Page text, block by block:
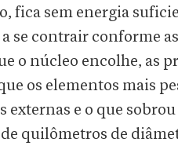
fica sem energia
se contrair conforme
o núcleo encolhe, as
os elementos mais
externas e o que
quilômetros de